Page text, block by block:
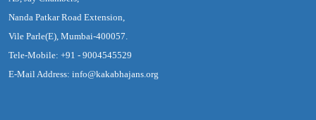
Nanda Patkar Road Extension,
Vile Parle(E), Mumbai-400057.
Tele-Mobile: +91 - 9004545529
E-Mail Address: info@kakabhajans.org